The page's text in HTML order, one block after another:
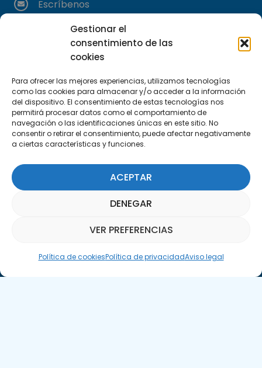
Gestionar el
consentimiento de las
cookies
Para ofrecer las mejores experiencias, utilizamos tecnologías
como las cookies para almacenar y/o acceder a la información
del dispositivo. El consentimiento de estas tecnologías nos
permitirá procesar datos como el comportamiento de
navegación o las identificaciones únicas en este sitio. No
consentir o retirar el consentimiento, puede afectar negativamente
a ciertas características y funciones.
ACEPTAR
DENEGAR
VER PREFERENCIAS
Política de cookiesPolítica de privacidadAviso legal
Escríbenos
Encuéntranos
C/Marie Curie, 35
29590 Campanillas, Málaga
Suscríbete a nuestra Newsletter
SUSCRÍBETE AQUÍ